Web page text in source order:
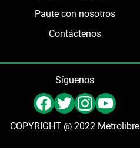
Paute con nosotros
Contáctenos
Síguenos
COPYRIGHT @ 2022 Metrolibre